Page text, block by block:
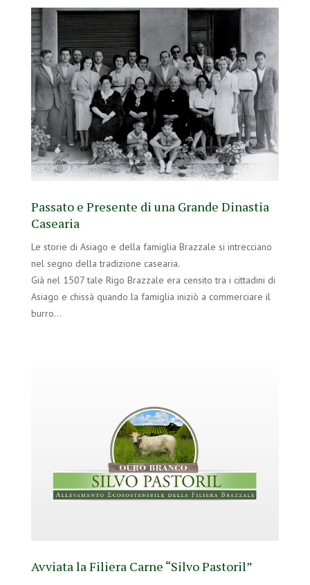
Passato e Presente di una Grande Dinastia
Casearia
Le storie di Asiago e della famiglia Brazzale si intrecciano
nel segno della tradizione casearia.
Già nel 1507 tale Rigo Brazzale era censito tra i cittadini di
Asiago e chissà quando la famiglia iniziò a commerciare il
burro…
Avviata la Filiera Carne “Silvo Pastoril”